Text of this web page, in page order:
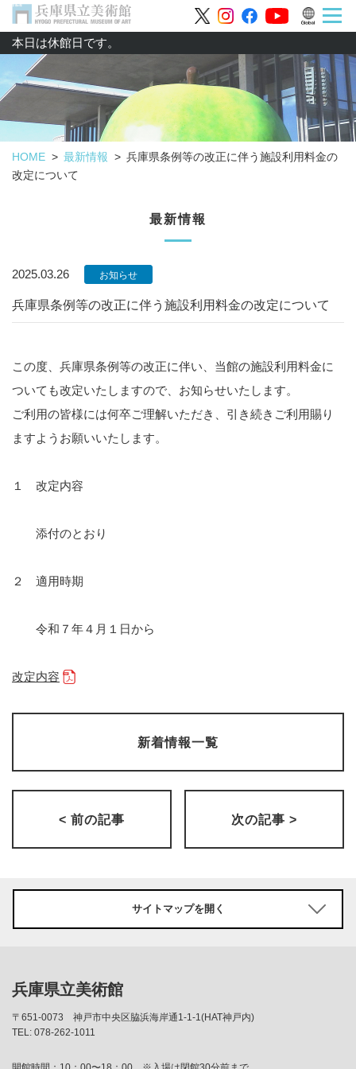
本日は休館日です。
HOME 最新情報
兵庫県条例等の改正に伴う施設利用料金の
改定について
最新情報
2025.03.26 お知らせ
兵庫県条例等の改正に伴う施設利用料金の改定について
この度、兵庫県条例等の改正に伴い、当館の施設利用料金に
ついても改定いたしますので、お知らせいたします。
ご利用の皆様には何卒ご理解いただき、引き続きご利用賜り
ますようお願いいたします。
１ 改定内容
添付のとおり
２ 適用時期
令和７年４月１日から
改定内容
新着情報一覧
< 前の記事 次の記事 >
サイトマップを開く
兵庫県立美術館
〒651-0073 神戸市中央区脇浜海岸通1-1-1(HAT神戸内)
TEL: 078-262-1011